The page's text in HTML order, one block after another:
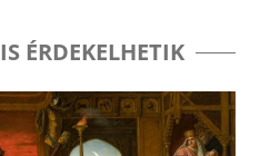
ÉRDEKELHETIK